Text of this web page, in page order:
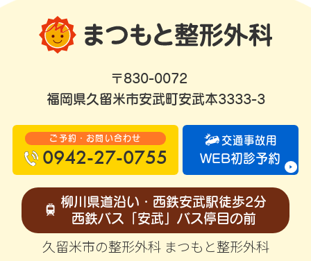
〒830-0072
福岡県久留米市安武町安武本3333-3
ご予約・お問い合わせ
0942-27-0755
交通事故用
WEB初診予約
柳川県道沿い・西鉄安武駅徒歩2分
西鉄バス「安武」バス停目の前
久留米市の整形外科 まつもと整形外科